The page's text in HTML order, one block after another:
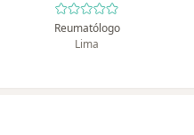
Reumatólogo
Lima